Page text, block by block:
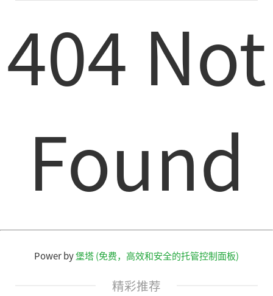
404 Not
Found
Power by堡塔 (免费，高效和安全的托管控制面板)
精彩推荐